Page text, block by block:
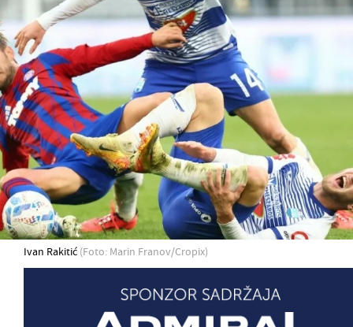
Ivan Rakitić (Foto: Marin Franov/Cropix)